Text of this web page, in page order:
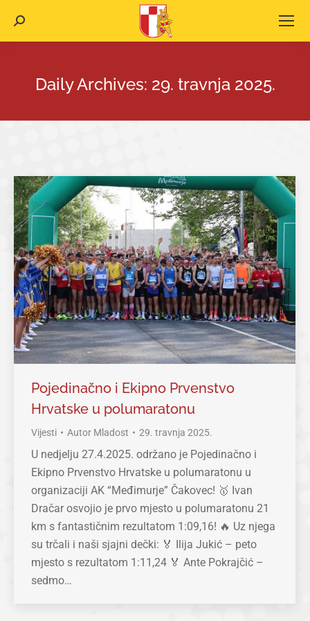
Search:
Daily Archives: 29. travnja 2025.
Pojedinačno i Ekipno Prvenstvo
Hrvatske u polumaratonu
Vijesti Autor Mladost 29. travnja 2025.
U nedjelju 27.4.2025. održano je Pojedinačno i
Ekipno Prvenstvo Hrvatske u polumaratonu u
organizaciji AK “Međimurje” Čakovec! 🥇 Ivan
Dračar osvojio je prvo mjesto u polumaratonu 21
km s fantastičnim rezultatom 1:09,16! 🔥 Uz njega
su trčali i naši sjajni dečki: 🏅 Ilija Jukić – peto
mjesto s rezultatom 1:11,24 🏅 Ante Pokrajčić –
sedmo…